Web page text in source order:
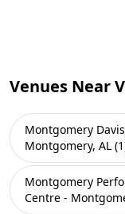
Venues Near
Montgomery
Montgomery, AL
Montgomery
Centre -